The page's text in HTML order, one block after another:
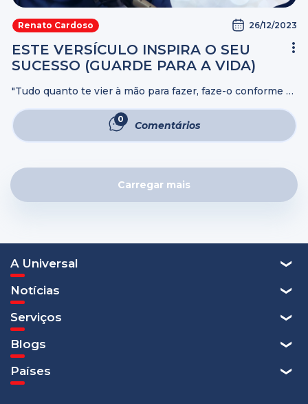
Renato Cardoso 26/12/2023
ESTE VERSÍCULO INSPIRA O SEU
SUCESSO (GUARDE PARA A VIDA)
"Tudo quanto te vier à mão para fazer, faze-o conforme as
há obra, nem projeto, nem conhecimento, nem
sabedoria alguma." ...
0 Comentários
Carregar mais
A Universal
Notícias
Serviços
Blogs
Países